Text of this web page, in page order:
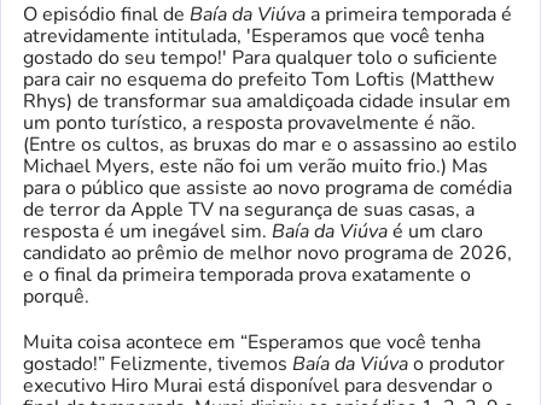
O episódio final de Baía da Viúva a primeira temporada é
atrevidamente intitulada, 'Esperamos que você tenha
gostado do seu tempo!' Para qualquer tolo o suficiente
para cair no esquema do prefeito Tom Loftis (Matthew
Rhys) de transformar sua amaldiçoada cidade insular em
um ponto turístico, a resposta provavelmente é não.
(Entre os cultos, as bruxas do mar e o assassino ao estilo
Michael Myers, este não foi um verão muito frio.) Mas
para o público que assiste ao novo programa de comédia
de terror da Apple TV na segurança de suas casas, a
resposta é um inegável sim. Baía da Viúvaé um claro
candidato ao prêmio de melhor novo programa de 2026,
e o final da primeira temporada prova exatamente o
porquê.
Muita coisa acontece em “Esperamos que você tenha
gostado!” Felizmente, tivemos Baía da Viúvao produtor
executivo Hiro Murai está disponível para desvendar o